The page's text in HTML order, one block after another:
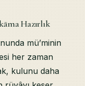
Hazırlık
mü’minin
her zaman
kulunu daha